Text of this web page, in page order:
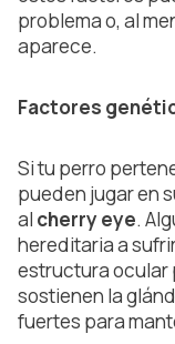
problema o, al
aparece.
Factores
Si tu perro
pueden jugar en
al cherry eye.
hereditaria a
estructura ocular
sostienen la
fuertes para